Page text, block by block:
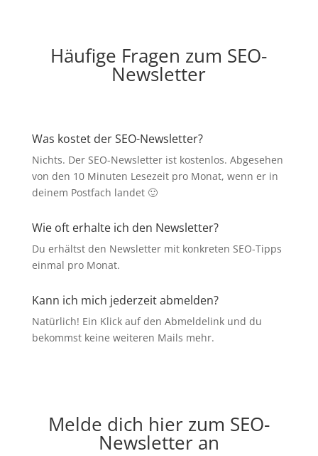
Häufige Fragen zum SEO-
Newsletter
Was kostet der SEO-Newsletter?
Nichts. Der SEO-Newsletter ist kostenlos. Abgesehen
von den 10 Minuten Lesezeit pro Monat, wenn er in
deinem Postfach landet 🙂
Wie oft erhalte ich den Newsletter?
Du erhältst den Newsletter mit konkreten SEO-Tipps
einmal pro Monat.
Kann ich mich jederzeit abmelden?
Natürlich! Ein Klick auf den Abmeldelink und du
bekommst keine weiteren Mails mehr.
Melde dich hier zum SEO-
Newsletter an